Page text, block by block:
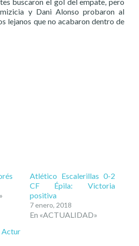
y Dani Alonso probaron al
lejanos que no acabaron dentro de
Atlético Escalerillas 0-2
CF Épila: Victoria
positiva
7 enero, 2018
En «ACTUALIDAD»